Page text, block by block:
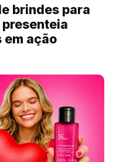
brindes para
presenteia
em ação